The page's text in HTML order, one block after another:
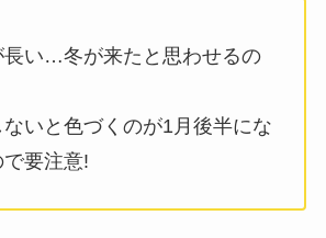
長い…冬が来たと思わせるの
いと色づくのが1月後半にな
要注意!